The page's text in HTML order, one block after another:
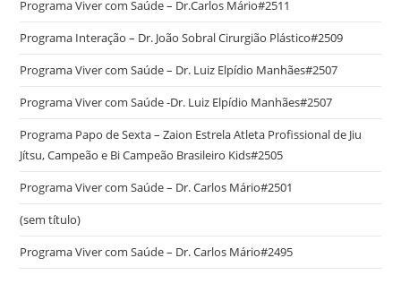
Programa Viver com Saúde – Dr.Carlos Mário#2511
Programa Interação – Dr. João Sobral Cirurgião Plástico#2509
Programa Viver com Saúde – Dr. Luiz Elpídio Manhães#2507
Programa Viver com Saúde -Dr. Luiz Elpídio Manhães#2507
Programa Papo de Sexta – Zaion Estrela Atleta Profissional de Jiu
Jítsu, Campeão e Bi Campeão Brasileiro Kids#2505
Programa Viver com Saúde – Dr. Carlos Mário#2501
(sem título)
Programa Viver com Saúde – Dr. Carlos Mário#2495